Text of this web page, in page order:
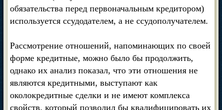
обязательства перед первоначальным кредитором)
используется ссудодателем, а не ссудополучателем.
Рассмотрение отношений, напоминающих по своей
форме кредитные, можно было бы продолжить,
однако их анализ показал, что эти отношения не
являются кредитными, выступают как
околокредитные сделки и не имеют комплекса
свойств, который позволил бы квалифицировать их